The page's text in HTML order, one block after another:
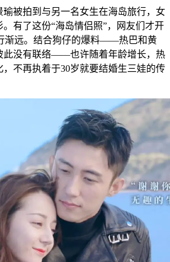
被拍到与另一名女生在海岛旅行，女
有了这份“海岛情侣照”，网友们才开
渐远。结合狗仔的爆料——热巴和黄
此没有联络——也许随着年龄增长，热
，不再执着于30岁就要结婚生三娃的传